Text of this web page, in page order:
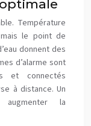
Température
le point de
donnent des
d’alarme sont
et connectés
à distance. Un
la